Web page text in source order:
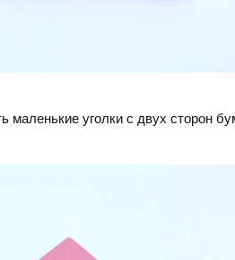
маленькие уголки с двух сторон